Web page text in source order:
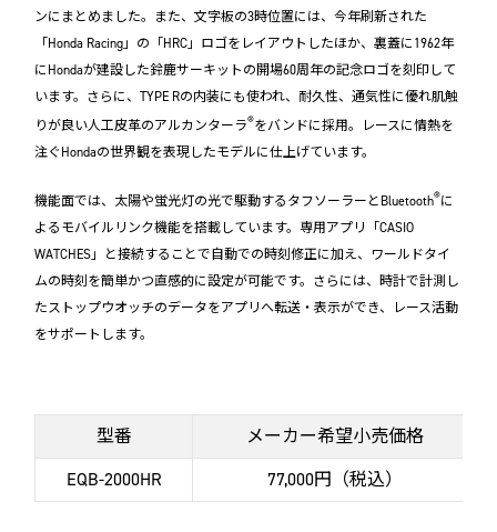
ンにまとめました。また、文字板の3時位置には、今年刷新された
「Honda Racing」の「HRC」ロゴをレイアウトしたほか、裏蓋に1962年
にHondaが建設した鈴鹿サーキットの開場60周年の記念ロゴを刻印して
います。さらに、TYPE Rの内装にも使われ、耐久性、通気性に優れ肌触
りが良い人工皮革のアルカンターラ®をバンドに採用。レースに情熱を
注ぐHondaの世界観を表現したモデルに仕上げています。
機能面では、太陽や蛍光灯の光で駆動するタフソーラーとBluetooth®に
よるモバイルリンク機能を搭載しています。専用アプリ「CASIO
WATCHES」と接続することで自動での時刻修正に加え、ワールドタイ
ムの時刻を簡単かつ直感的に設定が可能です。さらには、時計で計測し
たストップウオッチのデータをアプリへ転送・表示ができ、レース活動
をサポートします。
型番
メーカー希望小売価格
EQB-2000HR
77,000円（税込）